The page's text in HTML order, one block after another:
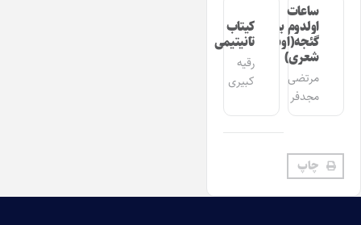
ساعات
اولدوم بیر
گئجه(اوشاق
شعری)
مرتضی
مجدفر
کیتاب
تانیتیمی
رقیه
کبیری
چاپ